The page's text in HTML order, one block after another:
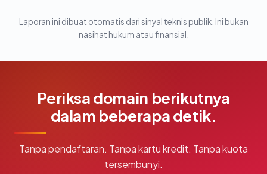
Laporan ini dibuat otomatis dari sinyal teknis publik. Ini bukan
nasihat hukum atau finansial.
Periksa domain berikutnya
dalam beberapa detik.
Tanpa pendaftaran. Tanpa kartu kredit. Tanpa kuota
tersembunyi.